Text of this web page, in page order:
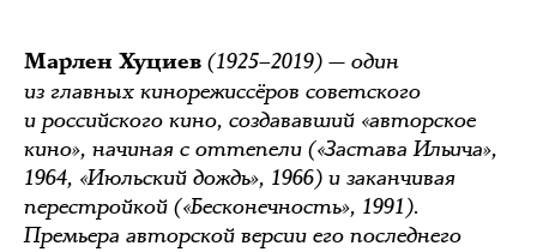
Марлен Хуциев (1925–2019) — один
из главных кинорежиссёров советского
и российского кино, создававший «авторское
кино», начиная с оттепели («Застава Ильича»,
1964, «Июльский дождь», 1966) и заканчивая
перестройкой («Бесконечность», 1991).
Премьера авторской версии его последнего